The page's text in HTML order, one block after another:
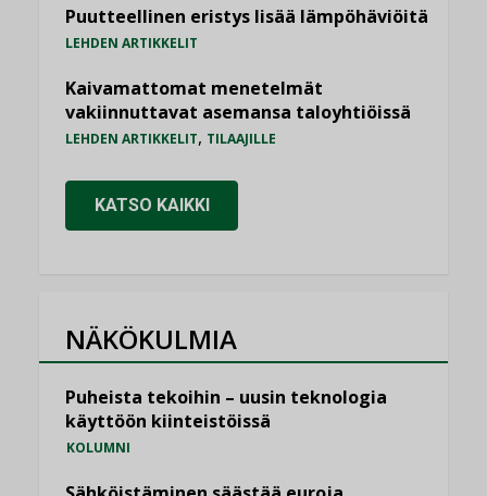
Puutteellinen eristys lisää lämpöhäviöitä
LEHDEN ARTIKKELIT
Kaivamattomat menetelmät
vakiinnuttavat asemansa taloyhtiöissä
LEHDEN ARTIKKELIT, TILAAJILLE
KATSO KAIKKI
NÄKÖKULMIA
Puheista tekoihin – uusin teknologia
käyttöön kiinteistöissä
KOLUMNI